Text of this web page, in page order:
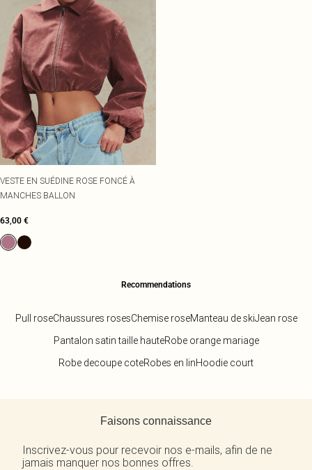
VESTE EN SUÉDINE ROSE FONCÉ À
MANCHES BALLON
63,00 €
Recommendations
Pull roseChaussures rosesChemise roseManteau de skiJean rose
Pantalon satin taille hauteRobe orange mariage
Robe decoupe coteRobes en linHoodie court
Faisons connaissance
Inscrivez-vous pour recevoir nos e-mails, afin de ne
jamais manquer nos bonnes offres.